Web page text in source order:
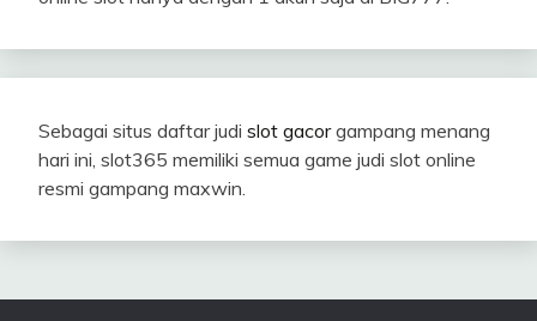
Sebagai situs daftar judi slot gacorgampang menang
hari ini, slot365 memiliki semua game judi slot online
resmi gampang maxwin.